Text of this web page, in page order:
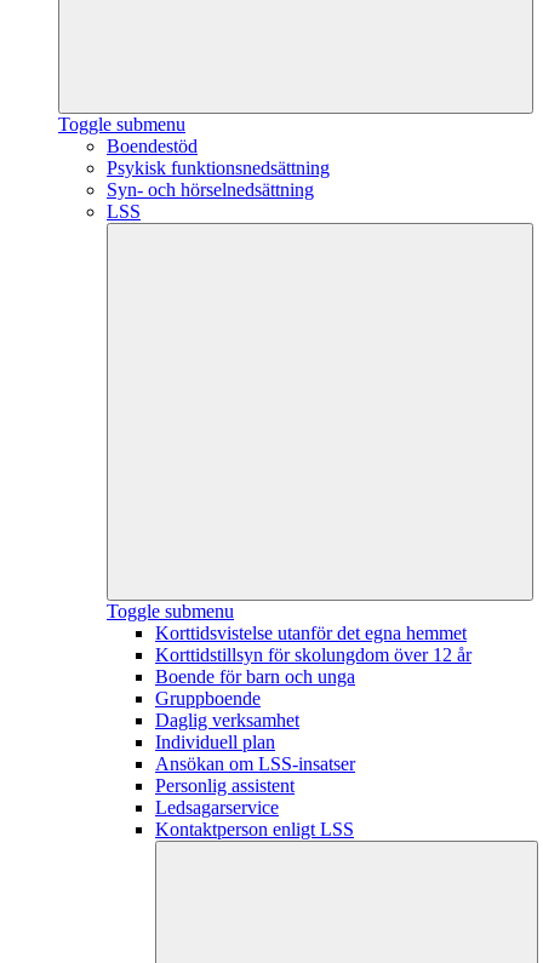
Toggle submenu
Boendestöd
Psykisk funktionsnedsättning
Syn- och hörselnedsättning
LSS
Toggle submenu
Korttidsvistelse utanför det egna hemmet
Korttidstillsyn för skolungdom över 12 år
Boende för barn och unga
Gruppboende
Daglig verksamhet
Individuell plan
Ansökan om LSS-insatser
Personlig assistent
Ledsagarservice
Kontaktperson enligt LSS